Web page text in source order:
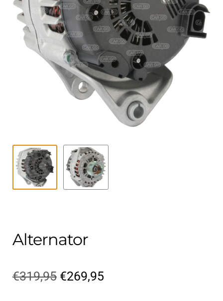
Techniek Blog
Nederlands
Alternator
€319,95 Oorspronkelijke
€269,95Huidige